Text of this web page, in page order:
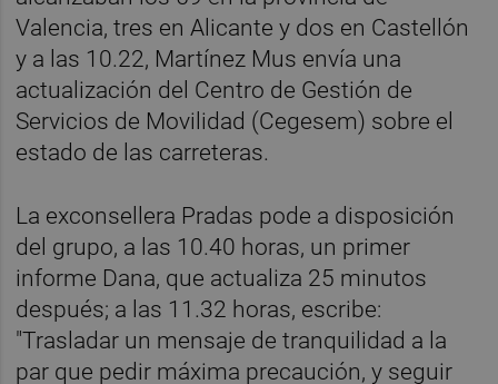
Valencia, tres en Alicante y dos en Castellón
y a las 10.22, Martínez Mus envía una
actualización del Centro de Gestión de
Servicios de Movilidad (Cegesem) sobre el
estado de las carreteras.
La exconsellera Pradas pode a disposición
del grupo, a las 10.40 horas, un primer
informe Dana, que actualiza 25 minutos
después; a las 11.32 horas, escribe:
"Trasladar un mensaje de tranquilidad a la
par que pedir máxima precaución, y seguir